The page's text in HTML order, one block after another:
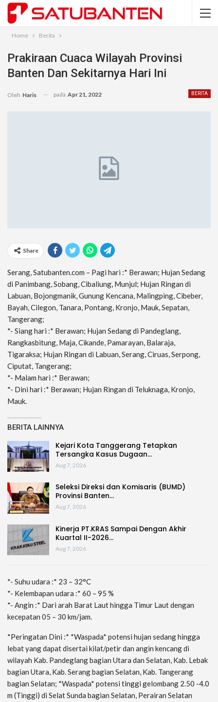
Home Berita
Prakiraan Cuaca Wilayah Provinsi
Banten Dan Sekitarnya Hari Ini
BERITA
Oleh Haris pada Apr 21, 2022
Share
Serang, Satubanten.com – Pagi hari :* Berawan; Hujan Sedang
di Panimbang, Sobang, Cibaliung, Munjul; Hujan Ringan di
Labuan, Bojongmanik, Gunung Kencana, Malingping, Cibeber,
Bayah, Cilegon, Tanara, Pontang, Kronjo, Mauk, Sepatan,
Tangerang;
*- Siang hari :* Berawan; Hujan Sedang di Pandeglang,
Rangkasbitung, Maja, Cikande, Pamarayan, Balaraja,
Tigaraksa; Hujan Ringan di Labuan, Serang, Ciruas, Serpong,
Ciputat, Tangerang;
*- Malam hari :* Berawan;
*- Dini hari :* Berawan; Hujan Ringan di Teluknaga, Kronjo,
Mauk.
BERITA LAINNYA
Kejari Kota Tanggerang Tetapkan
Tersangka Kasus Dugaan…
Aug 7, 2026
Seleksi Direksi dan Komisaris (BUMD)
Provinsi Banten…
Aug 7, 2026
Kinerja PT.KRAS Sampai Dengan Akhir
Kuartal II-2026…
Aug 7, 2026
*- Suhu udara :* 23 – 32°C
*- Kelembapan udara :* 60 – 95 %
*- Angin :* Dari arah Barat Laut hingga Timur Laut dengan
kecepatan 05 – 30 km/jam.
*Peringatan Dini :* *Waspada* potensi hujan sedang hingga
lebat yang dapat disertai kilat/petir dan angin kencang di
wilayah Kab. Pandeglang bagian Utara dan Selatan, Kab. Lebak
bagian Utara, Kab. Serang bagian Selatan, Kab. Tangerang
bagian Selatan; *Waspada* potensi tinggi gelombang 2.50 -4.0
m (Tinggi) di Selat Sunda bagian Selatan, Perairan Selatan